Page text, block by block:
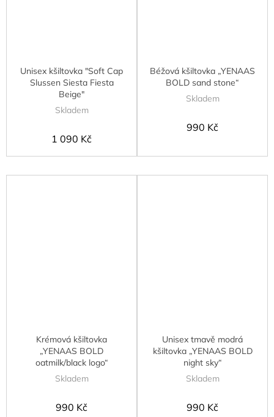
Unisex kšiltovka "Soft Cap
Slussen Siesta Fiesta
Beige"
Skladem
1 090 Kč
Béžová kšiltovka „YENAAS
BOLD sand stone“
Skladem
990 Kč
Krémová kšiltovka
„YENAAS BOLD
oatmilk/black logo“
Skladem
990 Kč
Unisex tmavě modrá
kšiltovka „YENAAS BOLD
night sky“
Skladem
990 Kč